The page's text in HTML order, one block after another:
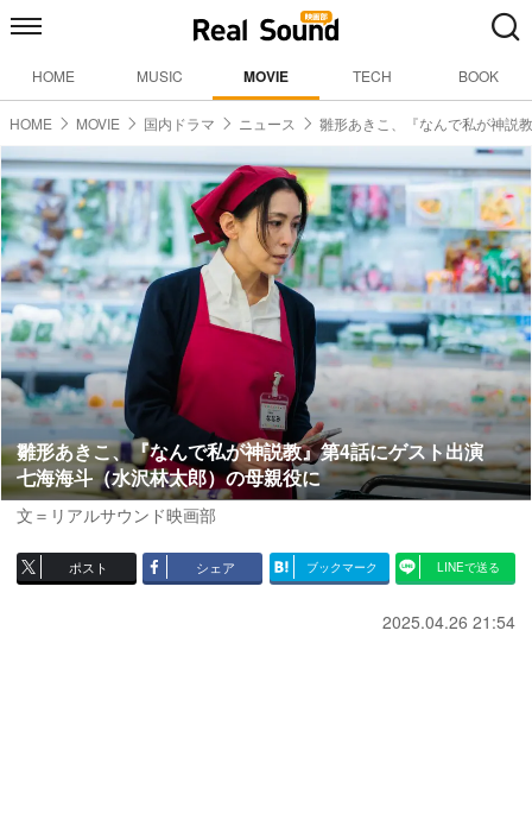
HOME MUSIC MOVIE TECH BOOK
HOME MOVIE 国内ドラマ ニュース 雛形あきこ、『なんで私が神説
雛形あきこ、『なんで私が神説教』第4話にゲスト出演
七海海斗（水沢林太郎）の母親役に
文＝リアルサウンド映画部
ポスト シェア ブックマーク LINEで送る
2025.04.26 21:54